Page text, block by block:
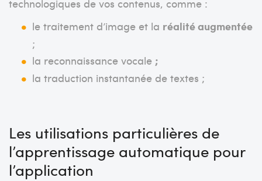
technologiques de vos contenus, comme :
le traitement d’image et la réalité augmentée
;
la reconnaissance vocale ;
la traduction instantanée de textes ;
Les utilisations particulières de
l’apprentissage automatique pour
l’application